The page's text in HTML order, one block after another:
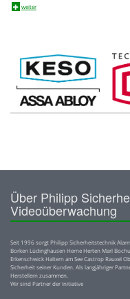
weiter
Über Philipp
Videoüberwachung
Seit 1996 sorgt Philipp Sicherheitstechnik
Borken Lüdinghausen Herne Herten Marl
Erkenschwick Haltern am See Castrop Rauxel
Sicherheit seiner Kunden. Als langjähriger
Herstellern zusammen.
Wir sind Partner der Initiative